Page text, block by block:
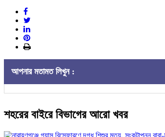
আপনার মতামত লিখুন :
শহরের বাইরে বিভাগের আরো খবর